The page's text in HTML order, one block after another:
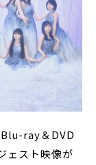
Blu-ray＆DVD
ェスト映像が